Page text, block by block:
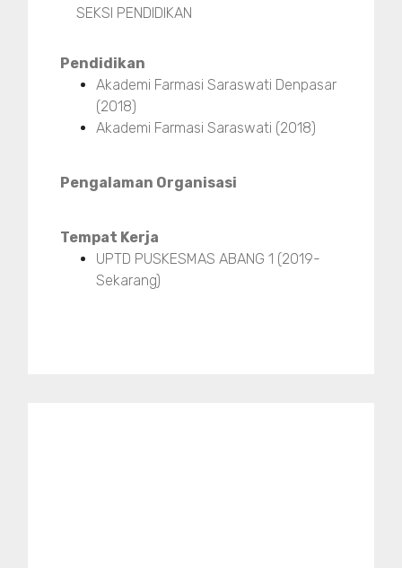
SEKSI PENDIDIKAN
Pendidikan
Akademi Farmasi Saraswati Denpasar
(2018)
Akademi Farmasi Saraswati (2018)
Pengalaman Organisasi
Tempat Kerja
UPTD PUSKESMAS ABANG 1 (2019-
Sekarang)